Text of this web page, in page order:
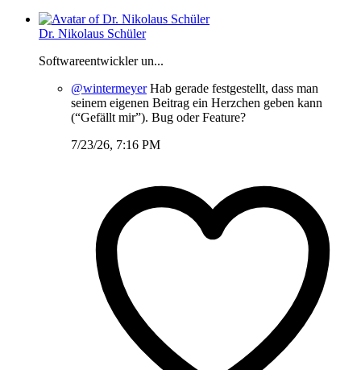
Dr. Nikolaus Schüler
Softwareentwickler un...
@wintermeyerHab gerade festgestellt, dass man
seinem eigenen Beitrag ein Herzchen geben kann
(“Gefällt mir”). Bug oder Feature?
7/23/26, 7:16 PM